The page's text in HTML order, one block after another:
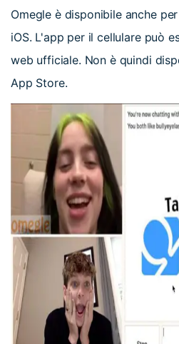
Omegle è disponibile anche
iOS. L'app per il cellulare può
web ufficiale. Non è quindi
App Store.